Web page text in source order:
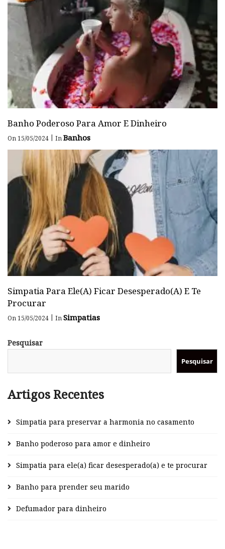
Banho Poderoso Para Amor E Dinheiro
On 15/05/2024 | InBanhos
Simpatia Para Ele(a) Ficar Desesperado(a) E Te
Procurar
On 15/05/2024 | InSimpatias
Pesquisar
Pesquisar
Artigos Recentes
Simpatia para preservar a harmonia no casamento
Banho poderoso para amor e dinheiro
Simpatia para ele(a) ficar desesperado(a) e te procurar
Banho para prender seu marido
Defumador para dinheiro